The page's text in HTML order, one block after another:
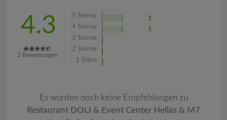
4.3
2 Bewertungen
5 Sterne
1
4 Sterne
1
3 Sterne
2 Sterne
1 Stern
Es wurden noch keine Empfehlungen zu
Restaurant DOLI & Event Center Hellas & M7